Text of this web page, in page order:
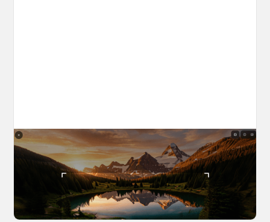
The World Builder's Handbook
Build a world once, shoot from it forever. Your
complete guide to creating, navigating, and
capturing inside OpenArt Worlds.
March 25, 2026